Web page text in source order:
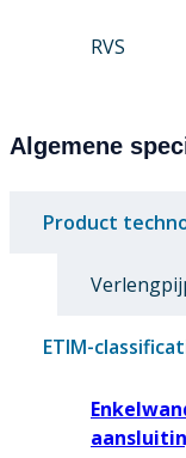
RVS
Algemene
Product
ETIM-